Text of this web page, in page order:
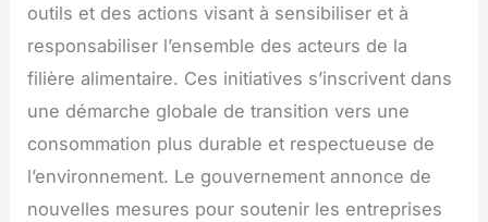
outils et des actions visant à sensibiliser et à
responsabiliser l’ensemble des acteurs de la
filière alimentaire. Ces initiatives s’inscrivent dans
une démarche globale de transition vers une
consommation plus durable et respectueuse de
l’environnement. Le gouvernement annonce de
nouvelles mesures pour soutenir les entreprises